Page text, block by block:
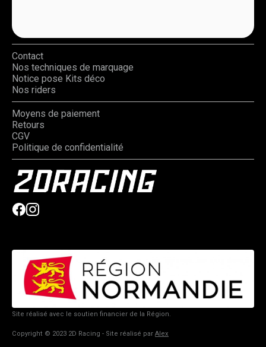
Contact
Nos techniques de marquage
Notice pose Kits déco
Nos riders
Moyens de paiement
Retours
CGV
Politique de confidentialité
Site réalisé avec le soutien financier de la Région.
Copyright © 2023 2D Racing - Site réalisé par Alex